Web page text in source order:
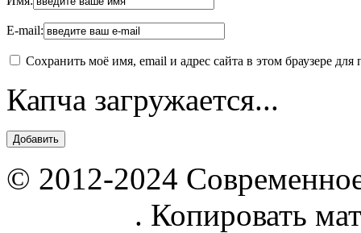
E-mail:
Сохранить моё имя, email и адрес сайта в этом браузере
Капча загружается...
© 2012-2024
. Копировать